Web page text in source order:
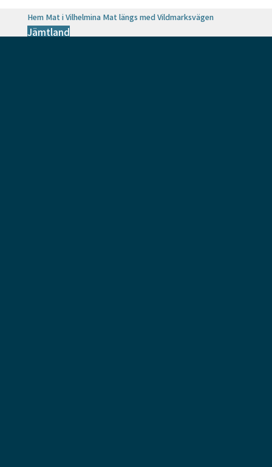
Hem Mat i Vilhelmina Mat längs med Vildmarksvägen
Jämtland